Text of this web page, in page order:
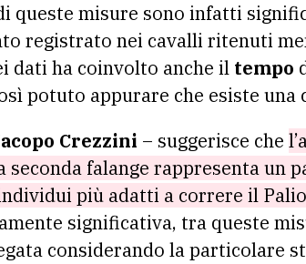
queste misure sono infatti
registrato nei cavalli ritenuti
dati ha coinvolto anche il tempo
potuto appurare che esiste
Crezzini – suggerisce che
seconda falange rappresenta un
più adatti a correre il
significativa, tra queste
considerando la particolare